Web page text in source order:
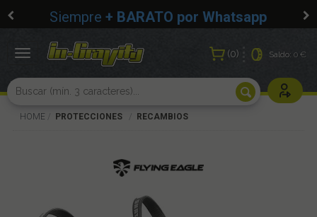
Siempre + BARATO por Whatsapp
0 Saldo:0 €
Usuarios
Toggle
HOME PROTECCIONES RECAMBIOS